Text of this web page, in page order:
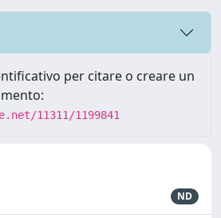
per citare o creare un
11311/1199841
ND